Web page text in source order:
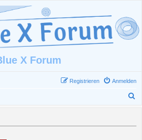
X Forum
Anmelden
Registrieren